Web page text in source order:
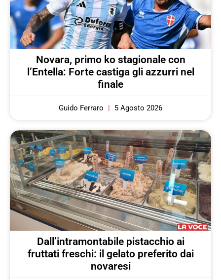
Novara, primo ko stagionale con
l’Entella: Forte castiga gli azzurri nel
finale
Guido Ferraro 5 Agosto 2026
Dall’intramontabile pistacchio ai
fruttati freschi: il gelato preferito dai
novaresi